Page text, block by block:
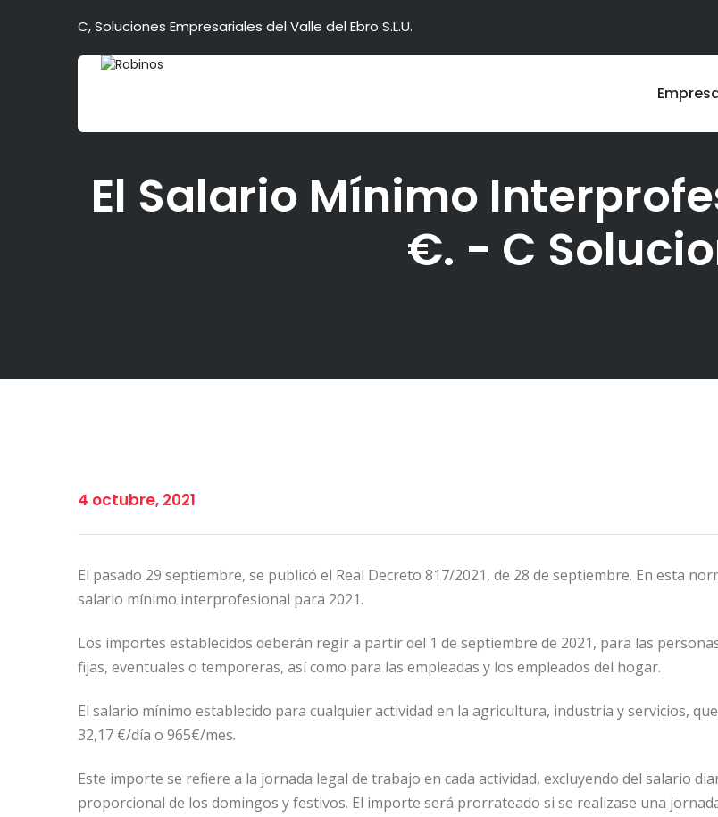
C, Soluciones Empresariales del Valle del Ebro S.L.U.
El Salario Mínimo
€. - C
4 octubre, 2021
El pasado 29 septiembre, se publicó el Real Decreto 817/2021, de 28 de septiembre. En esta
salario mínimo interprofesional para 2021.
Los importes establecidos deberán regir a partir del 1 de septiembre de 2021, para las
fijas, eventuales o temporeras, así como para las empleadas y los empleados del hogar.
El salario mínimo establecido para cualquier actividad en la agricultura, industria y servicios,
32,17 €/día o 965€/mes.
Este importe se refiere a la jornada legal de trabajo en cada actividad, excluyendo del salario
proporcional de los domingos y festivos. El importe será prorrateado si se realizase una